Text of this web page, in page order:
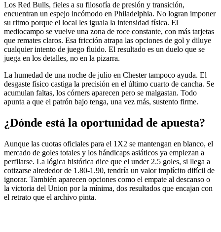
Los Red Bulls, fieles a su filosofía de presión y transición,
encuentran un espejo incómodo en Philadelphia. No logran imponer
su ritmo porque el local les iguala la intensidad física. El
mediocampo se vuelve una zona de roce constante, con más tarjetas
que remates claros. Esa fricción atrapa las opciones de gol y diluye
cualquier intento de juego fluido. El resultado es un duelo que se
juega en los detalles, no en la pizarra.
La humedad de una noche de julio en Chester tampoco ayuda. El
desgaste físico castiga la precisión en el último cuarto de cancha. Se
acumulan faltas, los córners aparecen pero se malgastan. Todo
apunta a que el patrón bajo tenga, una vez más, sustento firme.
¿Dónde está la oportunidad de apuesta?
Aunque las cuotas oficiales para el 1X2 se mantengan en blanco, el
mercado de goles totales y los hándicaps asiáticos ya empiezan a
perfilarse. La lógica histórica dice que el under 2.5 goles, si llega a
cotizarse alrededor de 1.80-1.90, tendría un valor implícito difícil de
ignorar. También aparecen opciones como el empate al descanso o
la victoria del Union por la mínima, dos resultados que encajan con
el retrato que el archivo pinta.